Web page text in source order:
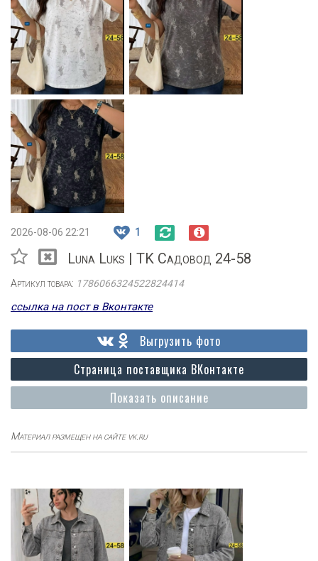
2026-08-06 22:21 1
Luna Luks | TK Садовод 24-58
Артикул товара: 1786066324522824414
ссылка на пост в Вконтакте
Показать описание
Страница поставщика ВКонтакте
Выгрузить фото
Материал размещен на сайте vk.ru